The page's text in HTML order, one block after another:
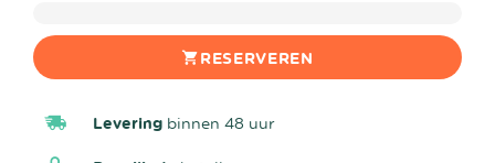
RESERVEREN
Levering binnen 48 uur